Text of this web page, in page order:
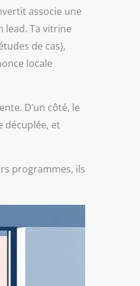
associe une
lead. Ta vitrine
de cas),
locale
D’un côté, le
décuplée, et
programmes, ils